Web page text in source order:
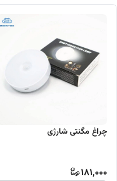
چراغ مگنتی شارژی
181,000